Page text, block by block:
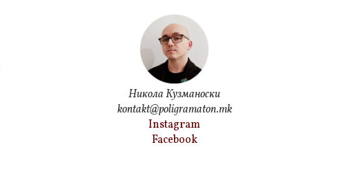
Никола Кузманоски
kontakt@poligramaton.mk
Instagram
Facebook